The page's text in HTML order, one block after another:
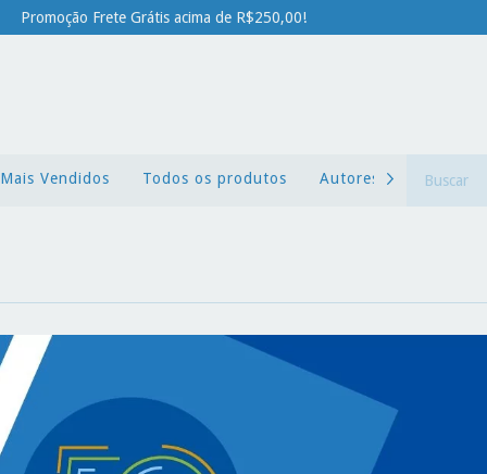
Promoção Frete Grátis acima de R$250,00!
Mais Vendidos Todos os produtos Autores x Livros